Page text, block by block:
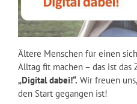
Ältere Menschen für einen
Alltag fit machen – das ist das
„Digital dabei!“. Wir freuen
den Start gegangen ist!